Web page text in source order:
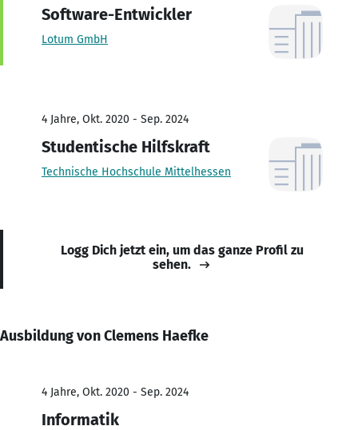
Software-Entwickler
Lotum GmbH
4 Jahre, Okt. 2020 - Sep. 2024
Studentische Hilfskraft
Technische Hochschule Mittelhessen
Logg Dich jetzt ein, um das ganze Profil zu
sehen.
Ausbildung von Clemens Haefke
4 Jahre, Okt. 2020 - Sep. 2024
Informatik